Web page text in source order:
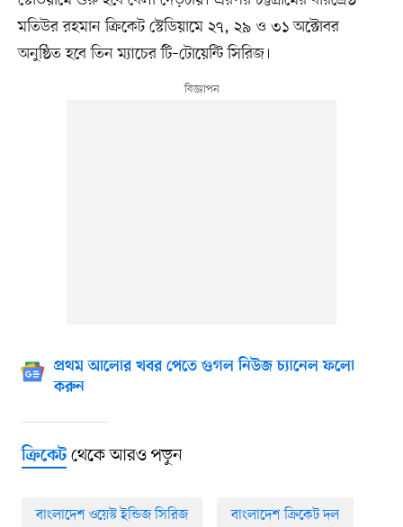
মতিউর রহমান ক্রিকেট স্টেডিয়ামে ২৭, ২৯ ও ৩১ অক্টোবর
অনুষ্ঠিত হবে তিন ম্যাচের টি–টোয়েন্টি সিরিজ।
প্রথম আলোর খবর পেতে গুগল নিউজ চ্যানেল ফলো
করুন
ক্রিকেটথেকে আরও পড়ুন
বাংলাদেশ ওয়েস্ট ইন্ডিজ সিরিজ বাংলাদেশ ক্রিকেট দল